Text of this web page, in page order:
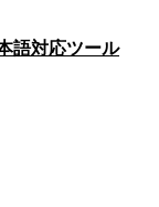
語対応ツール